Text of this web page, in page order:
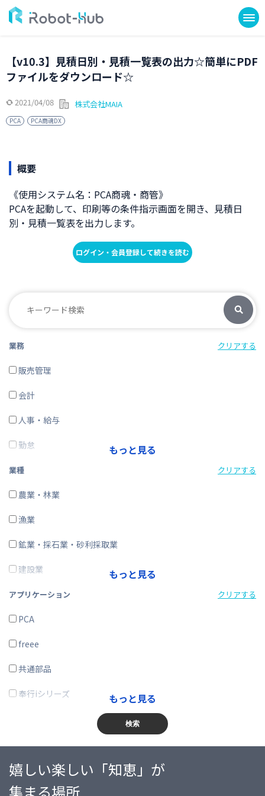
【v10.3】見積日別・見積一覧表の出力☆簡単にPDF
ファイルをダウンロード☆
2021/04/08 株式会社MAIA
PCA PCA商魂DX
概要
《使用システム名：PCA商魂・商管》
PCAを起動して、印刷等の条件指示画面を開き、見積日
別・見積一覧表を出力します。
ログイン・会員登録して続きを読む
業務 クリアする
販売管理
会計
人事・給与
勤怠
経費精算
CRM・SFA
ERP
在庫購買
その他
もっと見る
業種 クリアする
農業・林業
漁業
鉱業・採石業・砂利採取業
建設業
製造業
電気・ガス・熱供給・水道業
情報通信業
運輸業、郵便業
卸売業、小売業
不動産業、物品賃貸業
学術研究・専門・技術サービス業
宿泊業・飲食サービス業
もっと見る
アプリケーション クリアする
PCA
freee
共通部品
奉行iシリーズ
蔵奉行
勘定奉行
給与奉行
もっと見る
検索
嬉しい楽しい「知恵」が
集まる場所